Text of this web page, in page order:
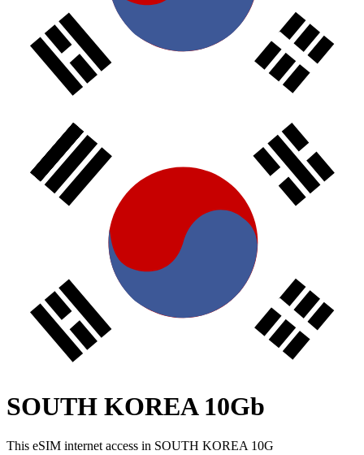
SOUTH KOREA 10Gb
This eSIM internet access in SOUTH KOREA 10G